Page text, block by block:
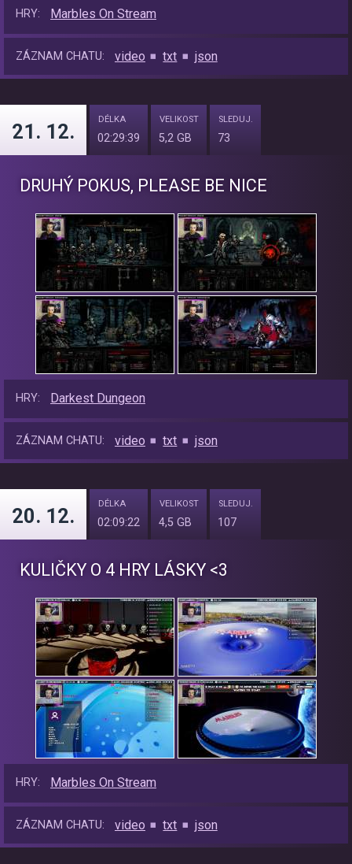
HRY: Marbles On Stream
ZÁZNAM CHATU: video txt json
21. 12.
DÉLKA
02:29:39
VELIKOST
5,2 GB
SLEDUJ.
73
DRUHÝ POKUS, PLEASE BE NICE
HRY: Darkest Dungeon
ZÁZNAM CHATU: video txt json
20. 12.
DÉLKA
02:09:22
VELIKOST
4,5 GB
SLEDUJ.
107
KULIČKY O 4 HRY LÁSKY <3
HRY: Marbles On Stream
ZÁZNAM CHATU: video txt json